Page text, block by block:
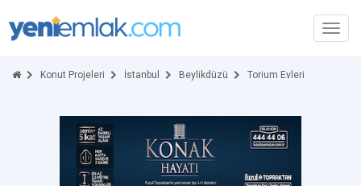
Konut Projeleri İstanbul Beylikdüzü Torium Evleri